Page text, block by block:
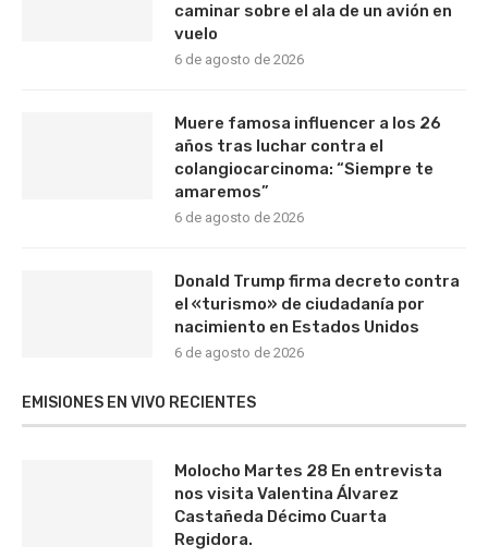
caminar sobre el ala de un avión en
vuelo
6 de agosto de 2026
Muere famosa influencer a los 26
años tras luchar contra el
colangiocarcinoma: “Siempre te
amaremos”
6 de agosto de 2026
Donald Trump firma decreto contra
el «turismo» de ciudadanía por
nacimiento en Estados Unidos
6 de agosto de 2026
EMISIONES EN VIVO RECIENTES
Molocho Martes 28 En entrevista
nos visita Valentina Álvarez
Castañeda Décimo Cuarta
Regidora.